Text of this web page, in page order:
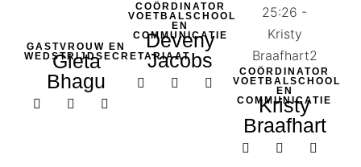
GASTVROUW EN
WEDSTRIJDSECRETARIAAT
Gieta
Bhagu
COÖRDINATOR
VOETBALSCHOOL
EN
COMMUNICATIE
Deveny
Jacobs
COÖRDINATOR
VOETBALSCHOOL
EN
COMMUNICATIE
Kristy
Braafhart